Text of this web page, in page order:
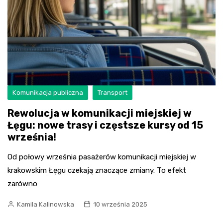
Komunikacja publiczna Transport
Rewolucja w komunikacji miejskiej w
Łęgu: nowe trasy i częstsze kursy od 15
września!
Od połowy września pasażerów komunikacji miejskiej w
krakowskim Łęgu czekają znaczące zmiany. To efekt
zarówno
Kamila Kalinowska 10 września 2025